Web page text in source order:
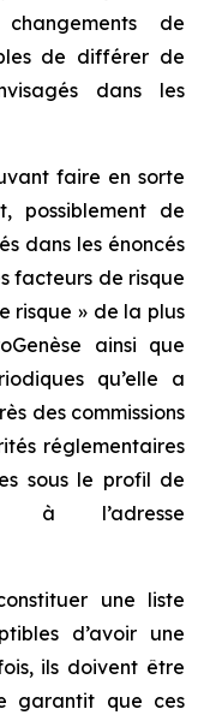
de
de différer de
dans les
faire en sorte
possiblement de
dans les énoncés
facteurs de risque
risque » de la plus
ainsi que
qu’elle a
des commissions
réglementaires
sous le profil de
à l’adresse
une liste
d’avoir une
ils doivent être
garantit que ces